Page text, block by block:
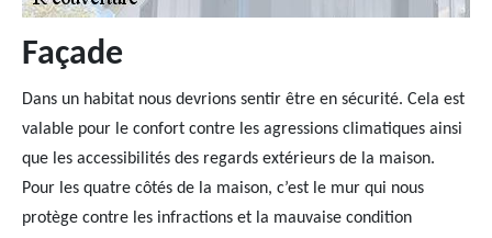
Façade
Dans un habitat nous devrions sentir être en sécurité. Cela est
valable pour le confort contre les agressions climatiques ainsi
que les accessibilités des regards extérieurs de la maison.
Pour les quatre côtés de la maison, c’est le mur qui nous
protège contre les infractions et la mauvaise condition